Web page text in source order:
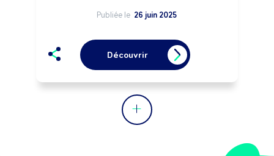
Publiée le 26 juin 2025
Découvrir